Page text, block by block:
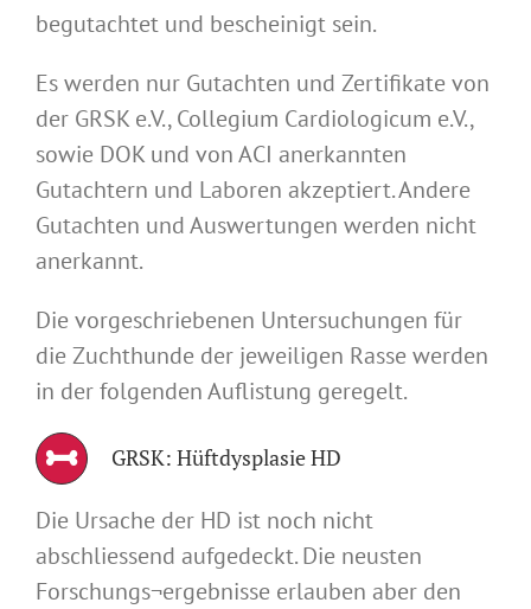
begutachtet und bescheinigt sein.
Es werden nur Gutachten und Zertifikate von
der GRSK e.V., Collegium Cardiologicum e.V.,
sowie DOK und von ACI anerkannten
Gutachtern und Laboren akzeptiert. Andere
Gutachten und Auswertungen werden nicht
anerkannt.
Die vorgeschriebenen Untersuchungen für
die Zuchthunde der jeweiligen Rasse werden
in der folgenden Auflistung geregelt.
GRSK: Hüftdysplasie HD
Die Ursache der HD ist noch nicht
abschliessend aufgedeckt. Die neusten
Forschungs¬ergebnisse erlauben aber den